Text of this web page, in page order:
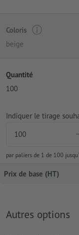
Coloris
beige
Quantité
100
Indiquer le tirage
par paliers de 1 de 100
Prix de base (HT)
Autres options